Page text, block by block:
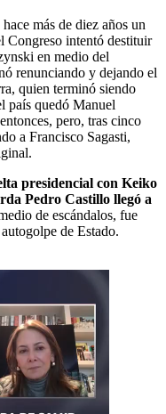
más de diez años un
Congreso intentó destituir
en medio del
renunciando y dejando el
quien terminó siendo
país quedó Manuel
pero, tras cinco
a Francisco Sagasti,
presidencial con Keiko
Pedro Castillo llegó a
de escándalos, fue
de Estado.